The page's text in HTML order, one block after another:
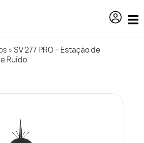
»SV 277 PRO – Estação de
Ruído